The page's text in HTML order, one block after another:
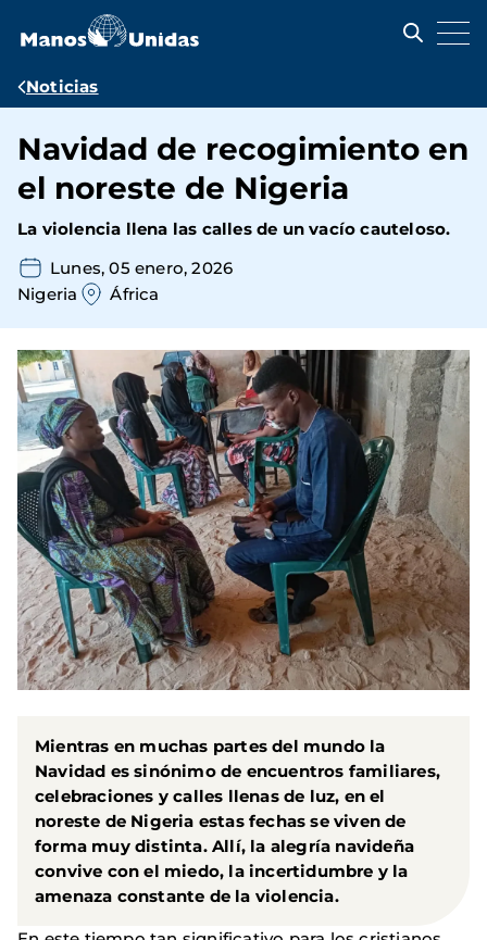
contenido
Ruta
navegación
Noticias
Navidad de recogimiento en
el noreste de Nigeria
La violencia llena las calles de un vacío cauteloso.
Lunes, 05 enero, 2026
Nigeria
África
Mientras en muchas partes del mundo la
Navidad es sinónimo de encuentros familiares,
celebraciones y calles llenas de luz, en el
noreste de Nigeria estas fechas se viven de
forma muy distinta. Allí, la alegría navideña
convive con el miedo, la incertidumbre y la
amenaza constante de la violencia.